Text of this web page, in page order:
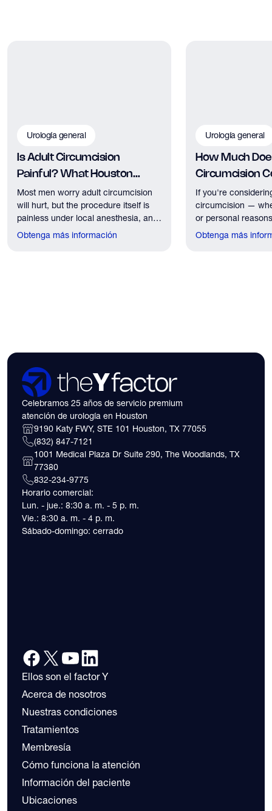
Urología general
Is Adult Circumcision
Painful? What Houston
Patients Should Expect
Most men worry adult circumcision
will hurt, but the procedure itself is
painless under local anesthesia, and
recovery discomfort is mild and short
Obtenga más información
Urología general
How Much
Circumcision
Houston?
If you're
circumcision —
or personal
the first practical
Obtenga más
Celebramos 25 años de servicio premium
atención de urología en Houston
9190 Katy FWY, STE 101 Houston, TX 77055
(832) 847-7121
1001 Medical Plaza Dr Suite 290, The Woodlands, TX
77380
832-234-9775
Horario comercial:
Lun. - jue.: 8:30 a. m. - 5 p. m.
Vie.: 8:30 a. m. - 4 p. m.
Sábado-domingo: cerrado
Ellos son el factor Y
Acerca de nosotros
Nuestras condiciones
Tratamientos
Membresía
Cómo funciona la atención
Información del paciente
Ubicaciones